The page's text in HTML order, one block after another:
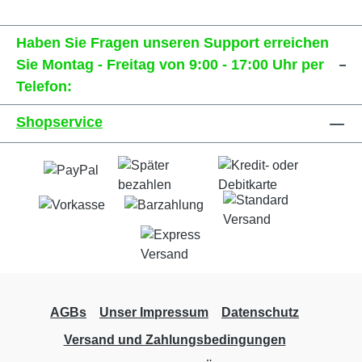
Premium-Fotopapier.
Haben Sie Fragen unseren Support erreichen
Sie Montag - Freitag von 9:00 - 17:00 Uhr per
Telefon:
Shopservice
AGBs Unser Impressum
Datenschutz
Versand und Zahlungsbedingungen